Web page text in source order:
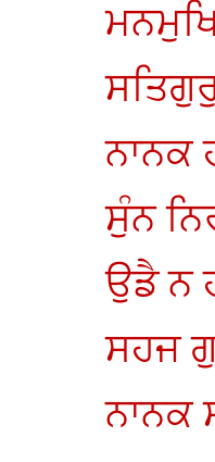
ਨਾਨਕ
ਸੁੰਨ
ਉਡੈ ਨ
ਸਹਜ
ਨਾਨਕ